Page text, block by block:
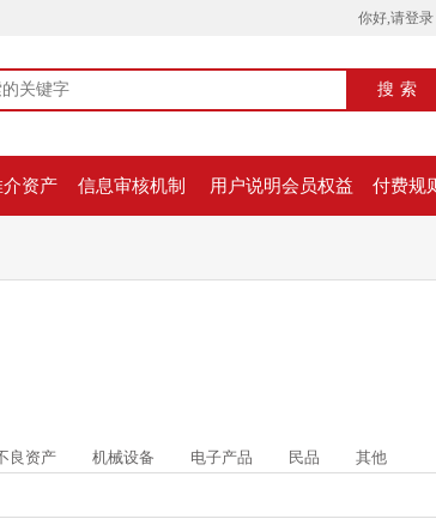
你好,请登录
搜索
介资产 信息审核机制 用户说明会员权益 付费规
良资产 机械设备 电子产品 民品 其他